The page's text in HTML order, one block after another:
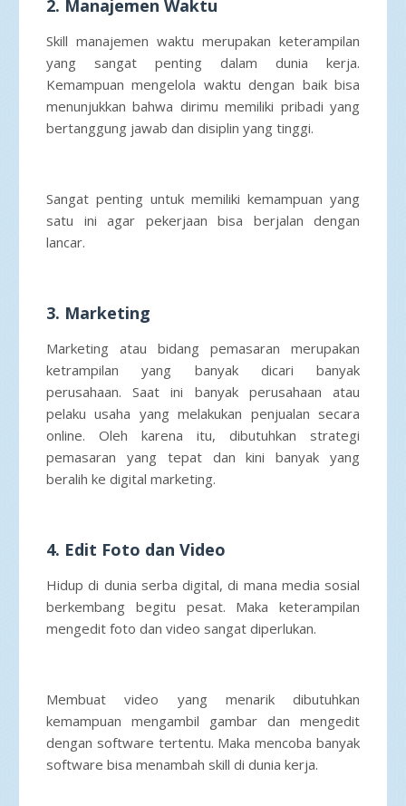
2. Manajemen Waktu
Skill manajemen waktu merupakan keterampilan
yang sangat penting dalam dunia kerja.
Kemampuan mengelola waktu dengan baik bisa
menunjukkan bahwa dirimu memiliki pribadi yang
bertanggung jawab dan disiplin yang tinggi.
Sangat penting untuk memiliki kemampuan yang
satu ini agar pekerjaan bisa berjalan dengan
lancar.
3. Marketing
Marketing atau bidang pemasaran merupakan
ketrampilan yang banyak dicari banyak
perusahaan. Saat ini banyak perusahaan atau
pelaku usaha yang melakukan penjualan secara
online. Oleh karena itu, dibutuhkan strategi
pemasaran yang tepat dan kini banyak yang
beralih ke digital marketing.
4. Edit Foto dan Video
Hidup di dunia serba digital, di mana media sosial
berkembang begitu pesat. Maka keterampilan
mengedit foto dan video sangat diperlukan.
Membuat video yang menarik dibutuhkan
kemampuan mengambil gambar dan mengedit
dengan software tertentu. Maka mencoba banyak
software bisa menambah skill di dunia kerja.